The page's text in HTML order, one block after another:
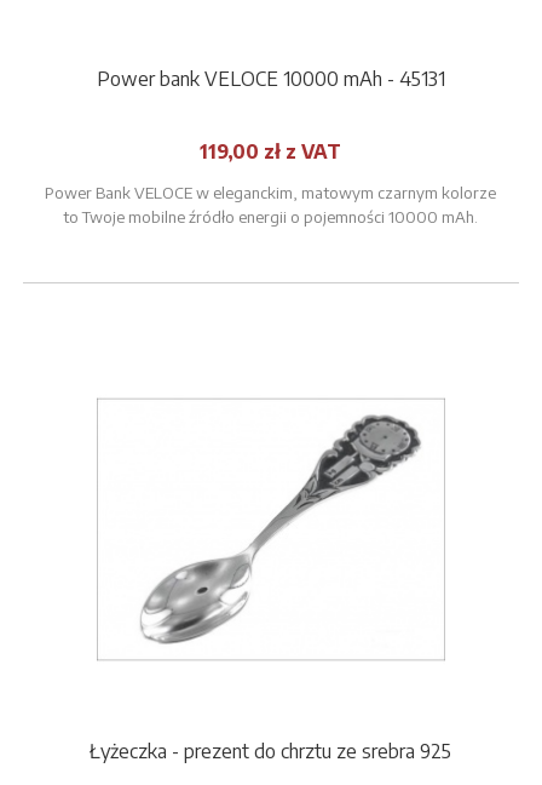
Power bank VELOCE 10000 mAh - 45131
119,00 zł z VAT
Power Bank VELOCE w eleganckim, matowym czarnym kolorze
to Twoje mobilne źródło energii o pojemności 10000 mAh.
Łyżeczka - prezent do chrztu ze srebra 925